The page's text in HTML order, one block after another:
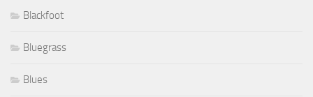
Blackfoot
Bluegrass
Blues